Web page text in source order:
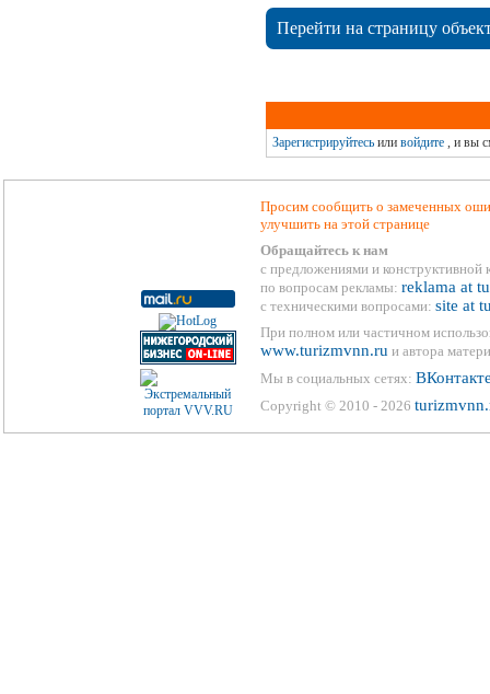
Перейти на страницу
Зарегистрируйтесьили войдите, и вы
Просим сообщить о замеченных
улучшить на этой странице
Обращайтесь к нам
с предложениями и конструктивной
по вопросам рекламы: reklama at
с техническими вопросами: site at
При полном или частичном
www.turizmvnn.ru и автора
Мы в социальных сетях:
Copyright © 2010 - 2026